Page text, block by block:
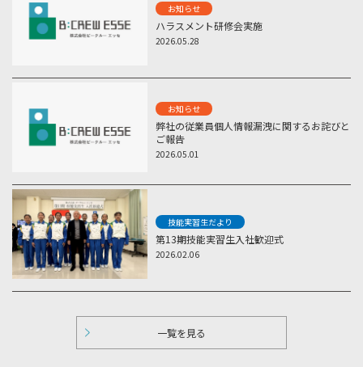
お知らせ
ハラスメント研修会実施
2026.05.28
お知らせ
弊社の従業員個人情報漏洩に関するお詫びと
ご報告
2026.05.01
技能実習生だより
第13期技能実習生入社歓迎式
2026.02.06
一覧を見る